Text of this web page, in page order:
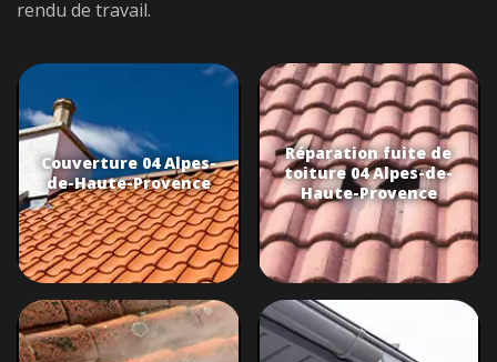
rendu de travail.
Couverture 04 Alpes-
de-Haute-Provence
Réparation fuite de
toiture 04 Alpes-de-
Haute-Provence